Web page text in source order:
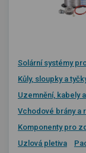
Solární systémy
Kůly, sloupky a
Uzemnění, kabely
Vchodové brány a
Komponenty pro
Uzlová pletiva